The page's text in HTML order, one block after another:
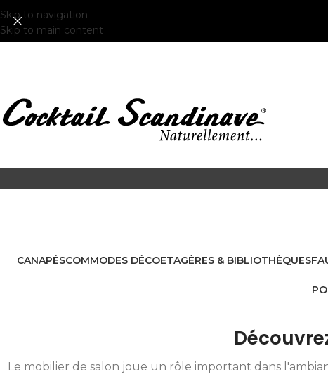
Skip to navigation
Skip to main content
CANAPÉSCOMMODES DÉCOETAGÈRES & BIBLIOTHÈQUES
Le mobilier de salon joue un rôle important dans